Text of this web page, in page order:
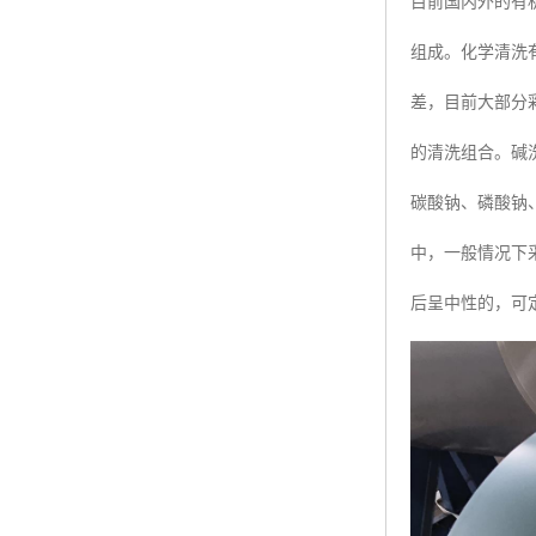
组成。化学清洗
差，目前大部分
的清洗组合。碱
碳酸钠、磷酸钠
中，一般情况下
后呈中性的，可